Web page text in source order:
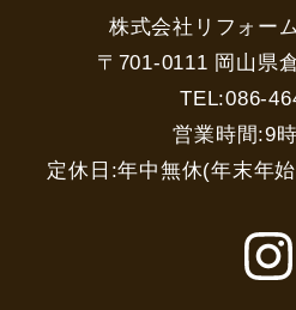
株式会社リフォー
〒701-0111 岡山県
TEL:086-
営業時間:9
定休日:年中無休(年末年